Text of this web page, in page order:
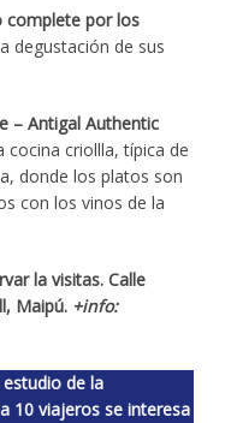
complete por los
degustación de sus
– Antigal Authentic
cocina criollla, típica de
donde los platos son
con los vinos de la
la visitas. Calle
Maipú. +info:
estudio de la
10 viajeros se interesa